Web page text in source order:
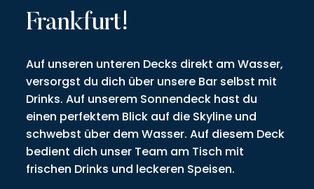
Frankfurt!
Auf unseren unteren Decks direkt am Wasser,
versorgst du dich über unsere Bar selbst mit
Drinks. Auf unserem Sonnendeck hast du
einen perfektem Blick auf die Skyline und
schwebst über dem Wasser. Auf diesem Deck
bedient dich unser Team am Tisch mit
frischen Drinks und leckeren Speisen.